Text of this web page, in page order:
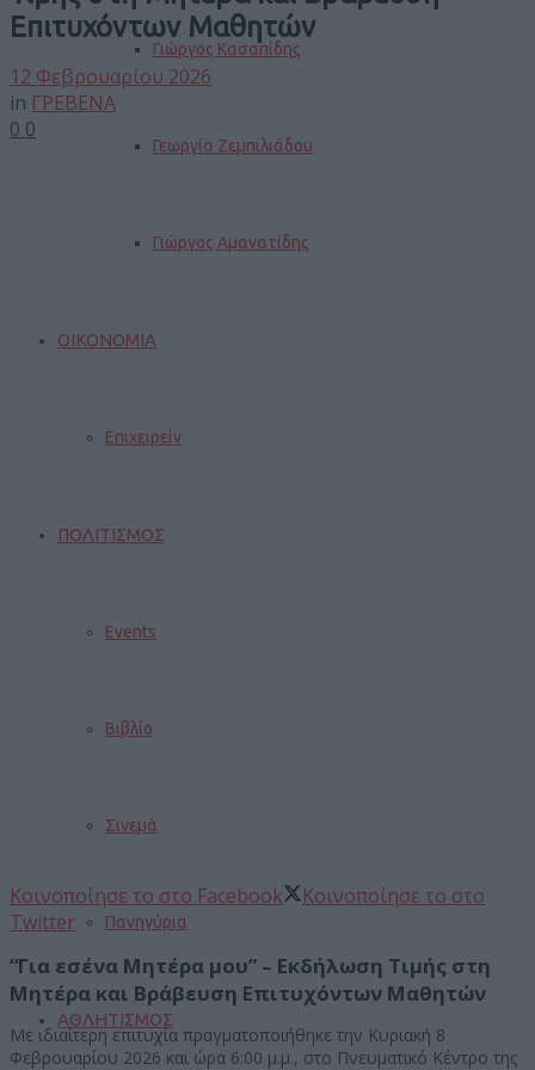
Γιώργος Κασαπίδης
Γεωργία Ζεμπιλιάδου
Γιώργος Αμανατίδης
ΟΙΚΟΝΟΜΙΑ
Επιχειρείν
ΠΟΛΙΤΙΣΜΟΣ
Events
Βιβλίο
Σινεμά
Πανηγύρια
ΑΘΛΗΤΙΣΜΟΣ
Επιτυχόντων Μαθητών
12 Φεβρουαρίου 2026
in ΓΡΕΒΕΝΑ
0 0
Κοινοποίησε το στο Facebook
Κοινοποίησε το στο
Twitter
“Για εσένα Μητέρα μου” – Εκδήλωση Τιμής στη
Μητέρα και Βράβευση Επιτυχόντων Μαθητών
Με ιδιαίτερη επιτυχία πραγματοποιήθηκε την Κυριακή 8
Φεβρουαρίου 2026 και ώρα 6:00 μ.μ., στο Πνευματικό Κέντρο της